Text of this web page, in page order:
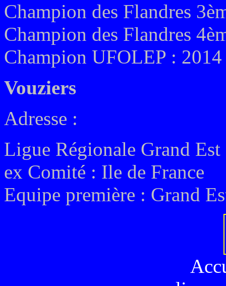
Champion des Flandres
Champion des Flandres
Champion UFOLEP : 2014
Vouziers
Adresse :
Ligue Régionale Grand Est
ex Comité : Ile de France
Equipe première : Grand